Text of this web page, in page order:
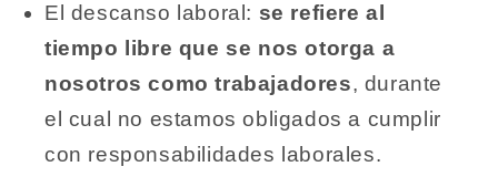
El descanso laboral: se refiere al
tiempo libre que se nos otorga a
nosotros como trabajadores, durante
el cual no estamos obligados a cumplir
con responsabilidades laborales.